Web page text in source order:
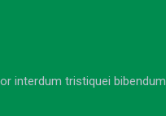
interdum tristiquei bibendum